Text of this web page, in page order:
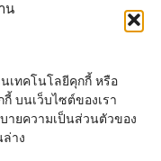
น
เทคโนโลยีคุกกี้ หรือ
บนเว็บไซต์ของเรา
ายความเป็นส่วนตัวของ
าง